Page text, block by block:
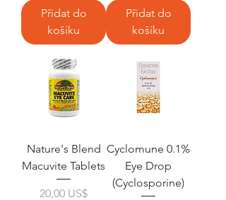
Přidat do
košíku
Přidat do
košíku
Nature's Blend
Macuvite Tablets
Cena
20,00 US$
Cyclomune 0.1%
Eye Drop
(Cyclosporine)